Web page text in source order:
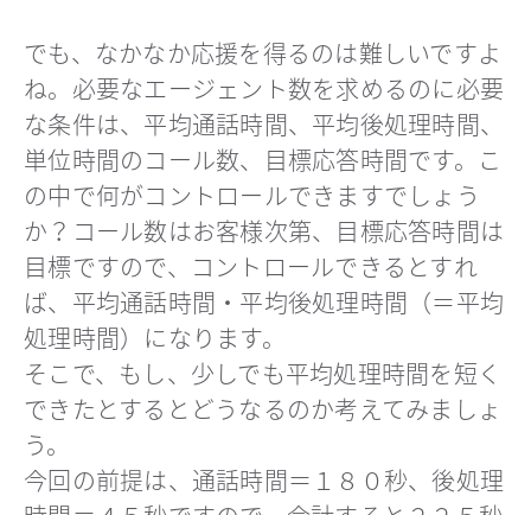
でも、なかなか応援を得るのは難しいですよ
ね。必要なエージェント数を求めるのに必要
な条件は、平均通話時間、平均後処理時間、
単位時間のコール数、目標応答時間です。こ
の中で何がコントロールできますでしょう
か？コール数はお客様次第、目標応答時間は
目標ですので、コントロールできるとすれ
ば、平均通話時間・平均後処理時間（＝平均
処理時間）になります。
そこで、もし、少しでも平均処理時間を短く
できたとするとどうなるのか考えてみましょ
う。
今回の前提は、通話時間＝１８０秒、後処理